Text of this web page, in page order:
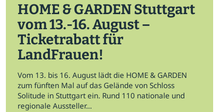
HOME & GARDEN Stuttgart
vom 13.-16. August –
Ticketrabatt für
LandFrauen!
Vom 13. bis 16. August lädt die HOME & GARDEN
zum fünften Mal auf das Gelände von Schloss
Solitude in Stuttgart ein. Rund 110 nationale und
regionale Aussteller...